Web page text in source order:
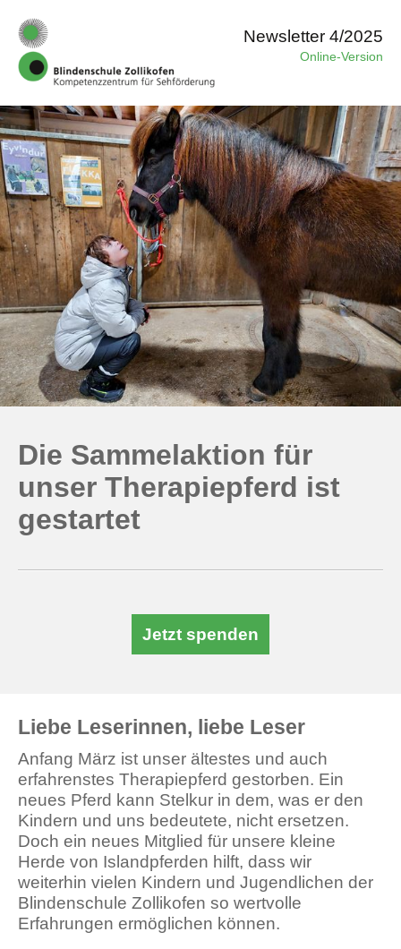
Newsletter 4/2025
Online-Version
Die Sammelaktion für
unser Therapiepferd ist
gestartet
Jetzt spenden
Liebe Leserinnen, liebe Leser
Anfang März ist unser ältestes und auch
erfahrenstes Therapiepferd gestorben. Ein
neues Pferd kann Stelkur in dem, was er den
Kindern und uns bedeutete, nicht ersetzen.
Doch ein neues Mitglied für unsere kleine
Herde von Islandpferden hilft, dass wir
weiterhin vielen Kindern und Jugendlichen der
Blindenschule Zollikofen so wertvolle
Erfahrungen ermöglichen können.